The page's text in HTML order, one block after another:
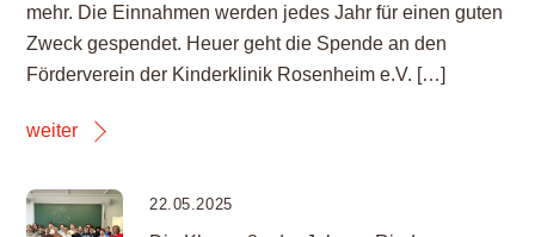
mehr. Die Einnahmen werden jedes Jahr für einen guten
Zweck gespendet. Heuer geht die Spende an den
Förderverein der Kinderklinik Rosenheim e.V. […]
weiter
22.05.2025